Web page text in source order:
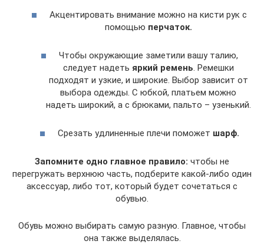
Акцентировать внимание можно на кисти рук с
помощью перчаток.
Чтобы окружающие заметили вашу талию,
следует надеть яркий ремень. Ремешки
подходят и узкие, и широкие. Выбор зависит от
выбора одежды. С юбкой, платьем можно
надеть широкий, а с брюками, пальто – узенький.
Срезать удлиненные плечи поможет шарф.
Запомните одно главное правило: чтобы не
перегружать верхнюю часть, подберите какой-либо один
аксессуар, либо тот, который будет сочетаться с
обувью.
Обувь можно выбирать самую разную. Главное, чтобы
она также выделялась.